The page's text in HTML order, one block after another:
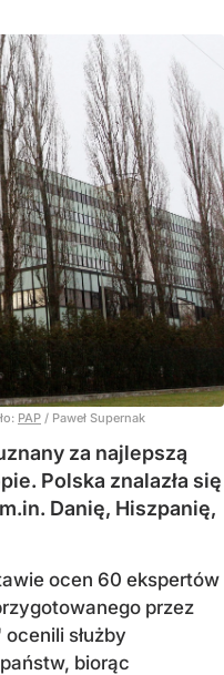
PAP / Paweł Supernak
za najlepszą
Polska znalazła się
Danię, Hiszpanię,
ocen 60 ekspertów
przez
służby
biorąc